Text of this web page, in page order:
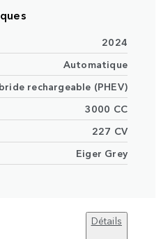
2024
Automatique
rechargeable (PHEV)
3000 CC
227 CV
Eiger Grey
Détails